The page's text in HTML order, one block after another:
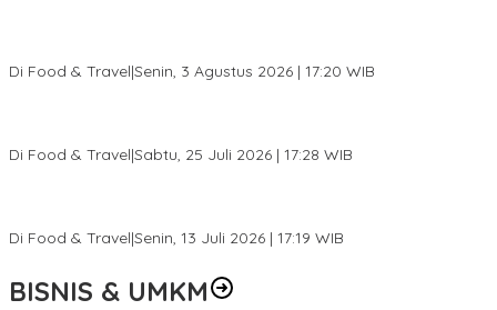
Di Food & Travel|Senin, 3 Agustus 2026 | 17:20 WIB
Di Food & Travel|Sabtu, 25 Juli 2026 | 17:28 WIB
Di Food & Travel|Senin, 13 Juli 2026 | 17:19 WIB
BISNIS & UMKM